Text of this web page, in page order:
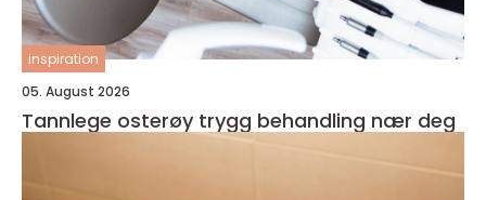
inspiration
05. August 2026
Tannlege osterøy trygg behandling nær deg